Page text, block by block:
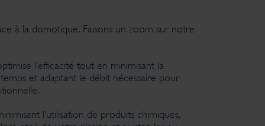
à la domotique. Faisons un zoom sur notre
l’efficacité tout en minimisant la
et adaptant le débit nécessaire pour
l’utilisation de produits chimiques,